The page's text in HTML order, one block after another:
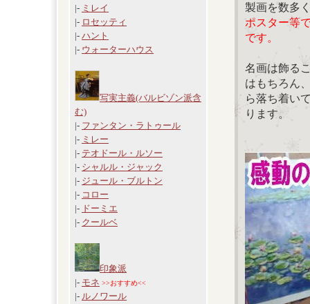
|- ミレイ
|- ロセッティ
|- ハント
|- ウォーターハウス
写実主義(バルビゾン派含
む)
|- ファンタン・ラトゥール
|- ミレー
|- テオドール・ルソー
|- シャルル・ジャック
|- ジュール・ブルトン
|- コロー
|- ドーミエ
|- クールベ
印象派
|- モネ >>おすすめ<<
|- ルノワール
製画を数多
ポスター等
です。
名画は飾る
はもちろん
ら落ち着い
ります。